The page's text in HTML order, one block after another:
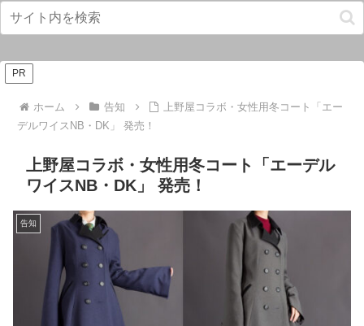
PR
ホーム 告知
上野屋コラボ・女性用冬コート「エー
デルワイスNB・DK」 発売！
上野屋コラボ・女性用冬コート「エーデル
ワイスNB・DK」 発売！
告知